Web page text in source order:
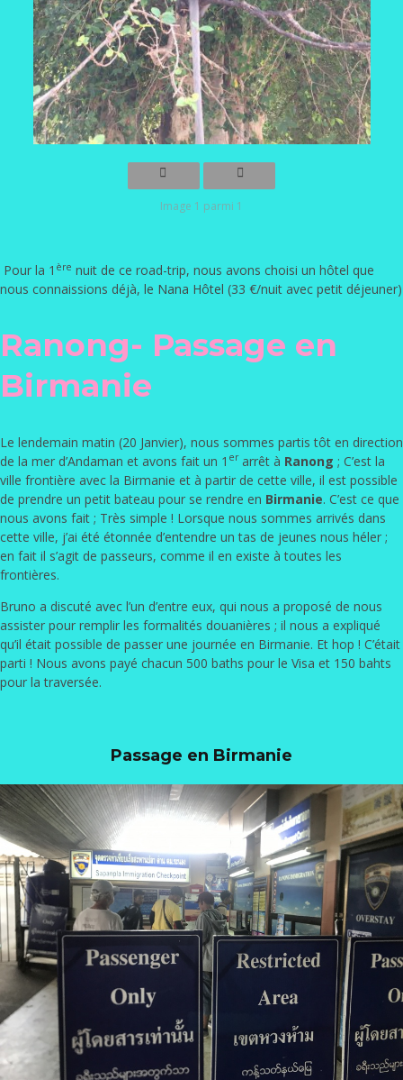
Image 1 parmi 1
Pour la 1 ère nuit de ce road-trip, nous avons choisi un hôtel que
nous connaissions déjà, le Nana Hôtel (33 €/nuit avec petit déjeuner)
Ranong- Passage en
Birmanie
Le lendemain matin (20 Janvier), nous sommes partis tôt en direction
de la mer d’Andaman et avons fait un 1 erarrêt à Ranong ; C’est la
ville frontière avec la Birmanie et à partir de cette ville, il est possible
de prendre un petit bateau pour se rendre en Birmanie. C’est ce que
nous avons fait ; Très simple ! Lorsque nous sommes arrivés dans
cette ville, j’ai été étonnée d’entendre un tas de jeunes nous héler ;
en fait il s’agit de passeurs, comme il en existe à toutes les
frontières.
Bruno a discuté avec l’un d’entre eux, qui nous a proposé de nous
assister pour remplir les formalités douanières ; il nous a expliqué
qu’il était possible de passer une journée en Birmanie. Et hop ! C’était
parti ! Nous avons payé chacun 500 baths pour le Visa et 150 bahts
pour la traversée.
Passage en Birmanie